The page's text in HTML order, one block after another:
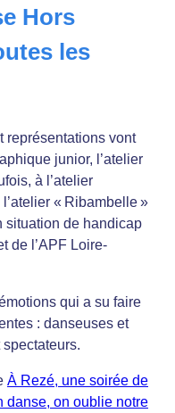
Hors
les
représentations vont
junior, l’atelier
à l’atelier
« Ribambelle »
situation de handicap
de l’APF Loire-
qui a su faire
: danseuses et
À Rezé, une soirée de
danse, on oublie notre